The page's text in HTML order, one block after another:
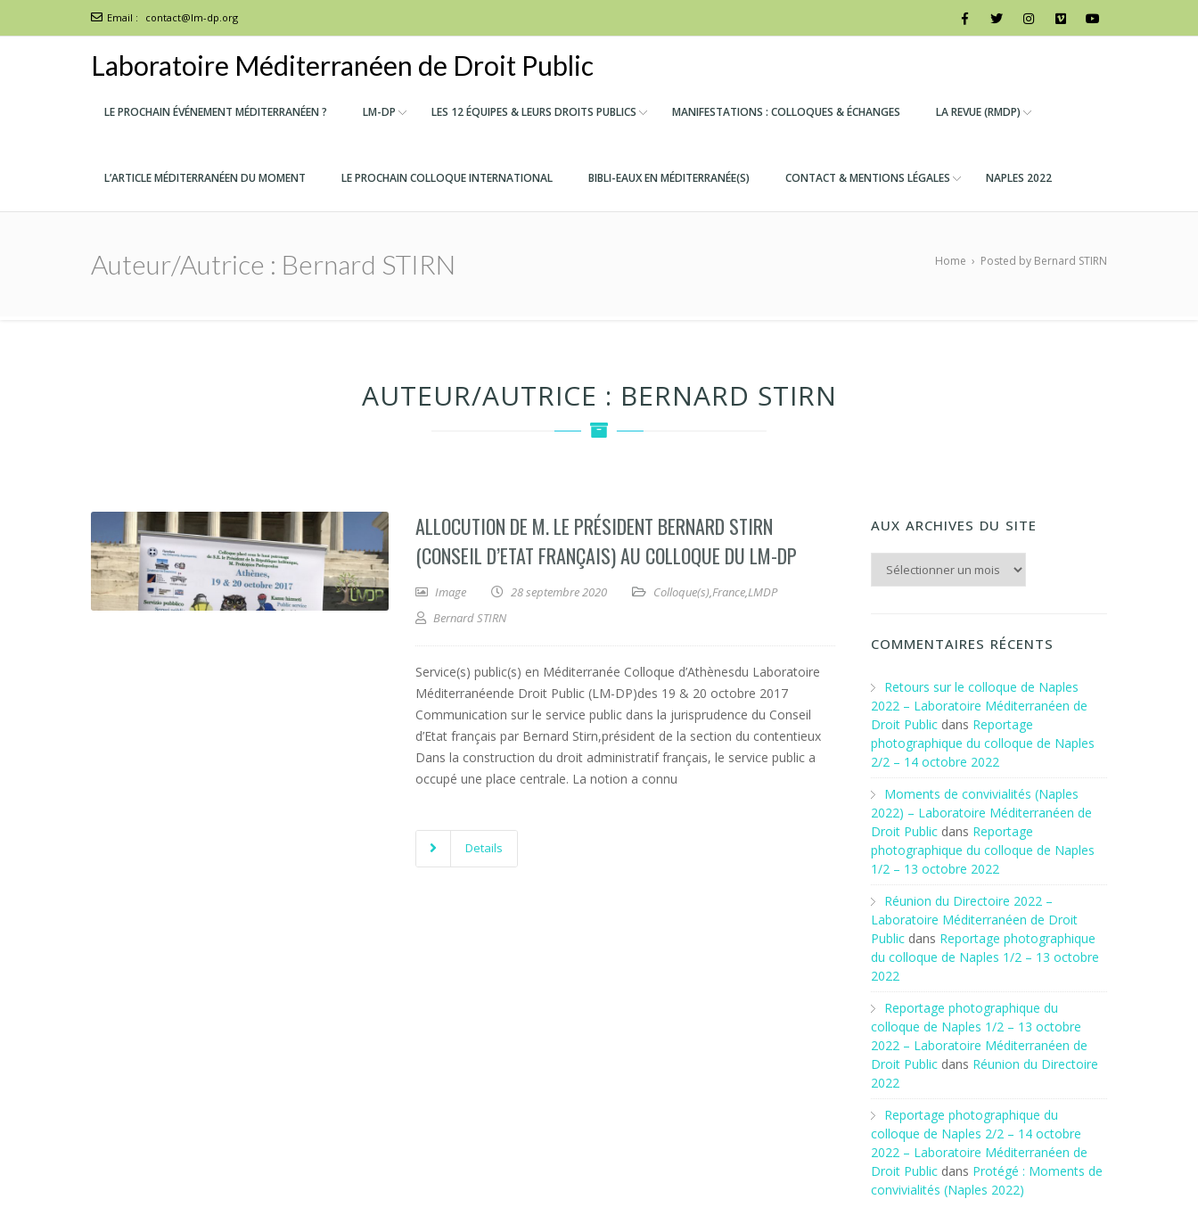
Email : contact@lm-dp.org
Laboratoire Méditerranéen de Droit Public
LE PROCHAIN ÉVÉNEMENT MÉDITERRANÉEN ? LM-DP LES 12 ÉQUIPES & LEURS DROITS PUBLICS MANIFESTATIONS : COLLOQUES & ÉCHANGES LA REVUE (RMDP)
L’ARTICLE MÉDITERRANÉEN DU MOMENT LE PROCHAIN COLLOQUE INTERNATIONAL BIBLI-EAUX EN MÉDITERRANÉE(S) CONTACT & MENTIONS LÉGALES NAPLES 2022
Auteur/autrice : Bernard STIRN Home › Posted by Bernard STIRN
AUTEUR/AUTRICE : BERNARD STIRN
ALLOCUTION DE M. LE PRÉSIDENT BERNARD STIRN
(CONSEIL D’ETAT FRANÇAIS) AU COLLOQUE DU LM-DP
Image 28 septembre 2020 Colloque(s),France,LMDP
Bernard STIRN
Service(s) public(s) en Méditerranée Colloque d’Athènesdu Laboratoire
Méditerranéende Droit Public (LM-DP)des 19 & 20 octobre 2017
Communication sur le service public dans la jurisprudence du Conseil
d’Etat français par Bernard Stirn,président de la section du contentieux
Dans la construction du droit administratif français, le service public a
occupé une place centrale. La notion a connu
Details
AUX ARCHIVES DU SITE
Aux archives du Site
COMMENTAIRES RÉCENTS
Retours sur le colloque de Naples
2022 – Laboratoire Méditerranéen de
Droit Public dans Reportage
photographique du colloque de Naples
2/2 – 14 octobre 2022
Moments de convivialités (Naples
2022) – Laboratoire Méditerranéen de
Droit Public dans Reportage
photographique du colloque de Naples
1/2 – 13 octobre 2022
Réunion du Directoire 2022 –
Laboratoire Méditerranéen de Droit
Public dans Reportage photographique
du colloque de Naples 1/2 – 13 octobre
2022
Reportage photographique du
colloque de Naples 1/2 – 13 octobre
2022 – Laboratoire Méditerranéen de
Droit Public dans Réunion du Directoire
2022
Reportage photographique du
colloque de Naples 2/2 – 14 octobre
2022 – Laboratoire Méditerranéen de
Droit Public dans Protégé : Moments de
convivialités (Naples 2022)